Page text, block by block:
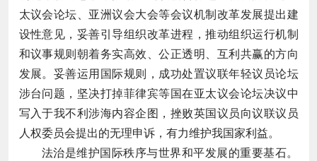
太议会论坛、亚洲议会大会等会议机制改革发展提出建
设性意见，妥善引导组织改革进程，推动组织运行机制
和议事规则朝着务实高效、公正透明、互利共赢的方向
发展。妥善运用国际规则，成功处置议联年轻议员论坛
涉台问题，坚决打掉菲律宾等国在亚太议会论坛决议中
写入于我不利涉海内容企图，挫败英国议员向议联议员
人权委员会提出的无理申诉，有力维护我国家利益。
法治是维护国际秩序与世界和平发展的重要基石。